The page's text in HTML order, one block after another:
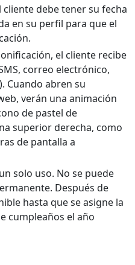
debe tener su fecha
en su perfil para que el
el cliente recibe
correo electrónico,
Cuando abren su
verán una animación
de pastel de
superior derecha, como
de pantalla a
solo uso. No se puede
Después de
hasta que se asigne la
cumpleaños el año